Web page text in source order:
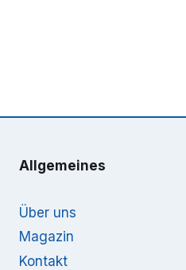
Allgemeines
Über uns
Magazin
Kontakt